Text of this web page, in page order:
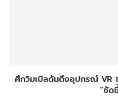
ศึกวิมเบิลดันดึงอุปกรณ์ VR
“ชัด